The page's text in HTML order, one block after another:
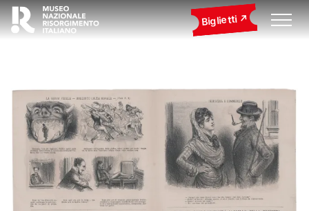
Biglietti